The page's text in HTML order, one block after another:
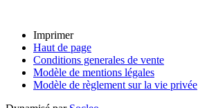
Imprimer
Haut de page
Conditions generales de vente
Modèle de mentions légales
Modèle de règlement sur la vie privée